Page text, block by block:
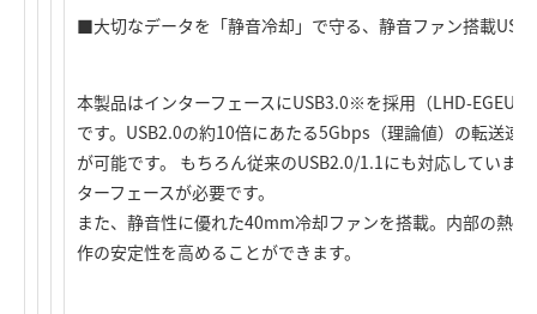
■大切なデータを「静音冷却」で守る、静音ファン搭載
本製品はインターフェースにUSB3.0※を採用（LHD-
です。USB2.0の約10倍にあたる5Gbps（理論値）の転送速
が可能です。 もちろん従来のUSB2.0/1.1にも対応していま
ターフェースが必要です。
また、静音性に優れた40mm冷却ファンを搭載。内部の熱
作の安定性を高めることができます。